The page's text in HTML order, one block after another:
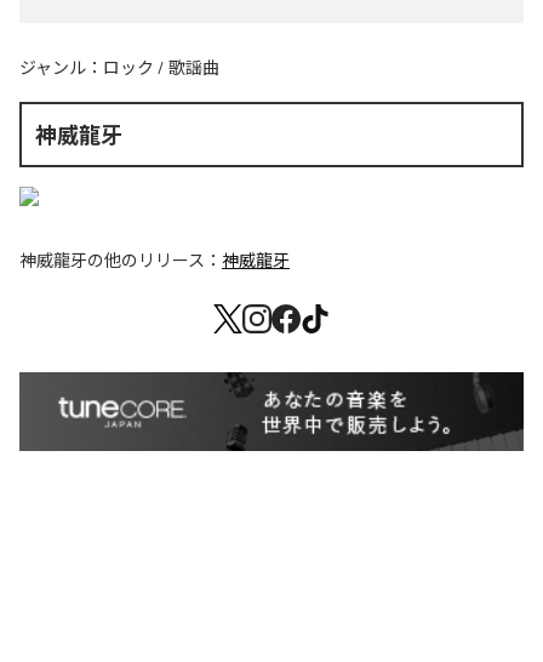
ジャンル： ロック / 歌謡曲
神威龍牙
神威龍牙の他のリリース： 神威龍牙